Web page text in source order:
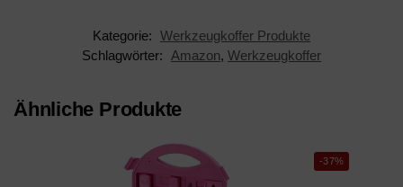
Kategorie: Werkzeugkoffer Produkte
Schlagwörter:
Amazon, Werkzeugkoffer
Ähnliche Produkte
-37%